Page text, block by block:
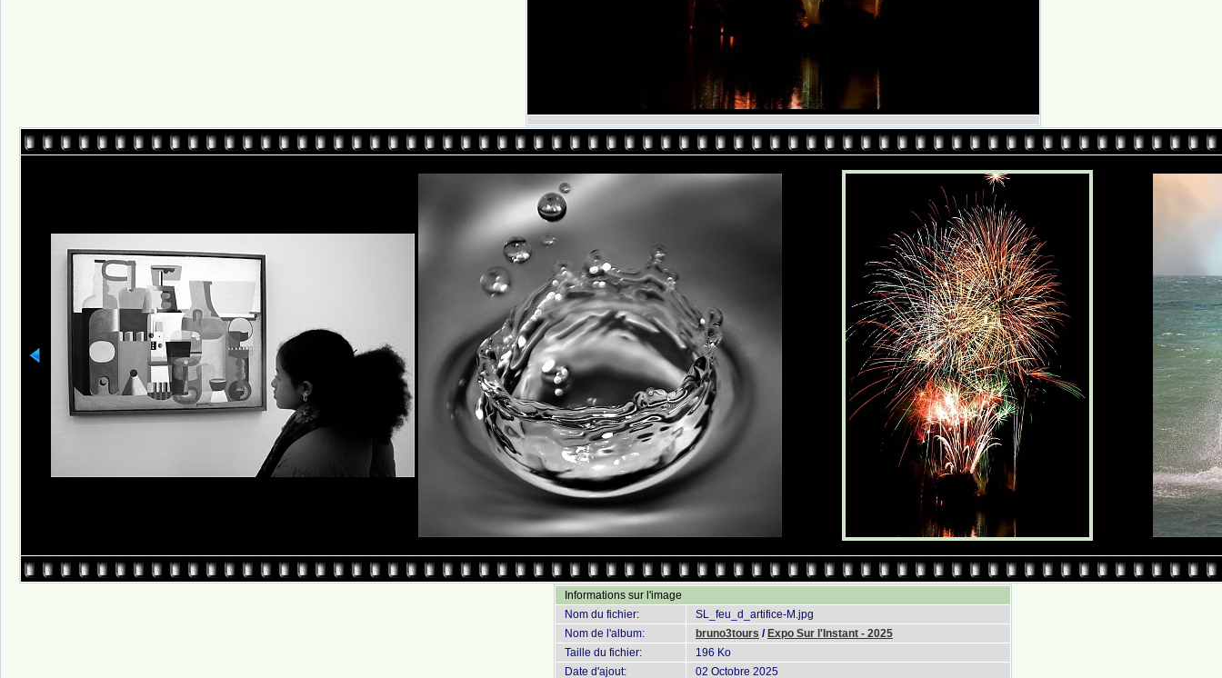
Informations sur l'image
Nom du fichier:
SL_feu_d_artifice-M.jpg
Nom de l'album:
bruno3tours / Expo Sur l'Instant - 2025
Taille du fichier:
196 Ko
Date d'ajout:
02 Octobre 2025